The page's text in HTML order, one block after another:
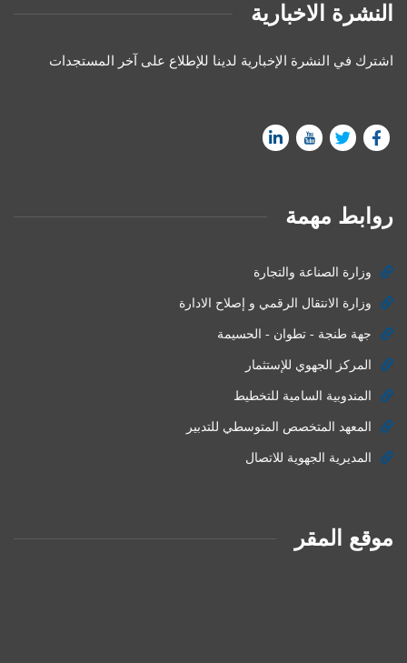
النشرة الاخبارية
اشترك في النشرة الإخبارية لدينا للإطلاع على آخر المستجدات
روابط مهمة
وزارة الصناعة والتجارة
وزارة الانتقال الرقمي و إصلاح الادارة
جهة طنجة - تطوان - الحسيمة
المركز الجهوي للإستثمار
المندوبية السامية للتخطيط
المعهد المتخصص المتوسطي للتدبير
المديرية الجهوية للاتصال
موقع المقر